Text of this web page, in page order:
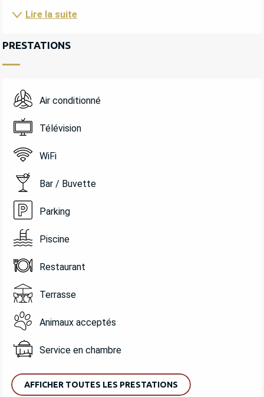
Lire la suite
PRESTATIONS
Air conditionné
Télévision
WiFi
Bar / Buvette
Parking
Piscine
Restaurant
Terrasse
Animaux acceptés
Service en chambre
AFFICHER TOUTES LES PRESTATIONS